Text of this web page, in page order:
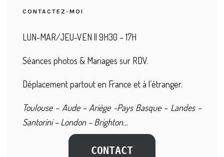
CONTACTEZ-MOI
LUN-MAR/JEU-VEN || 9H30 – 17H
Séances photos & Mariages sur RDV.
Déplacement partout en France et à l’étranger.
Toulouse – Aude – Ariège -Pays Basque – Landes –
Santorini – London – Brighton…
CONTACT